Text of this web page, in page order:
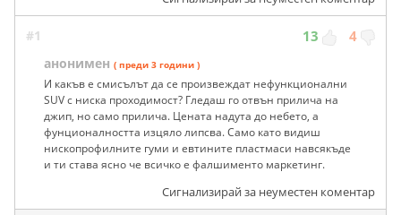
#1 13 4
анонимен ( преди 3 години )
И какъв е смисълът да се произвеждат нефункционални
SUV с ниска проходимост? Гледаш го отвън прилича на
джип, но само прилича. Цената надута до небето, а
фунционалността изцяло липсва. Само като видиш
нископрофилните гуми и евтините пластмаси навсякъде
и ти става ясно че всичко е фалшименто маркетинг.
Сигнализирай за неуместен коментар